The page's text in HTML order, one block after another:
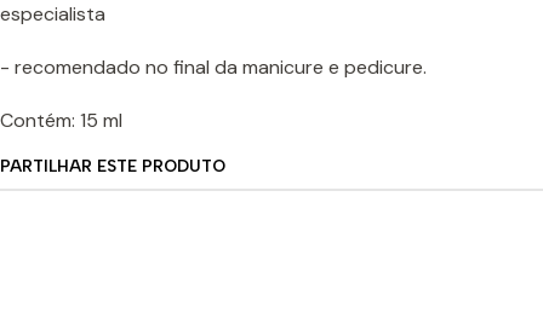
especialista
- recomendado no final da manicure e pedicure.
Contém: 15 ml
PARTILHAR ESTE PRODUTO